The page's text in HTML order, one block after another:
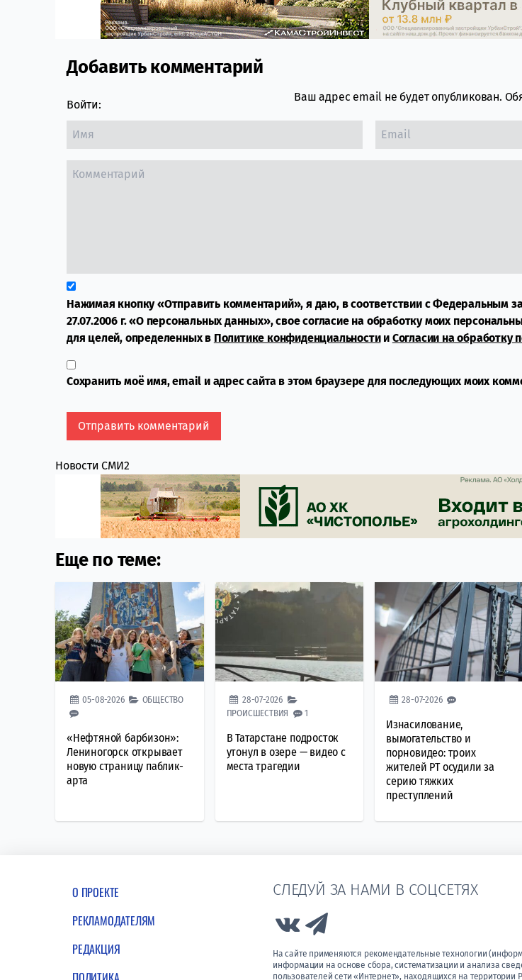
Comment section
Добавить комментарий
Войти:
Ваш адрес email не будет опубликован.
Нажимая кнопку «Отправить комментарий», я даю, в соответствии с Федеральным
27.07.2006 г. «О персональных данных», свое согласие на обработку моих
для целей, определенных в Политике конфиденциальностии Согласии на обработку
Сохранить моё имя, email и адрес сайта в этом браузере для последующих моих
Новости СМИ2
Еще по теме:
05-08-2026 ОБЩЕСТВО
«Нефтяной барбизон»:
Лениногорск открывает
новую страницу паблик-
арта
28-07-2026
ПРОИСШЕСТВИЯ
1
В Татарстане подросток
утонул в озере — видео с
места трагедии
28-07-2026
Изнасилование,
вымогательство и
порновидео: троих
жителей РТ осудили за
серию тяжких
преступлений
О ПРОЕКТЕ
РЕКЛАМОДАТЕЛЯМ
РЕДАКЦИЯ
СЛЕДУЙ ЗА НАМИ В СОЦСЕТЯХ
Link to Vk
На сайте применяются рекомендательные технологии
информации на основе сбора, систематизации и анализа
пользователей сети «Интернет», находящихся на территории